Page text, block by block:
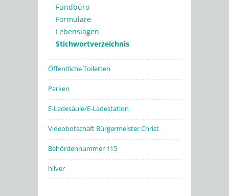
Fundbüro
Formulare
Lebenslagen
Stichwortverzeichnis
Öffentliche Toiletten
Parken
E-Ladesäule/E-Ladestation
Videobotschaft Bürgermeister Christ
Behördennummer 115
hilver